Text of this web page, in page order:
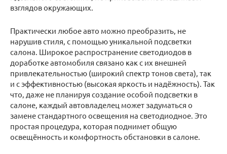
взглядов окружающих.
Практически любое авто можно преобразить, не
нарушив стиля, с помощью уникальной подсветки
салона. Широкое распространение светодиодов в
доработке автомобиля связано как с их внешней
привлекательностью (широкий спектр тонов света), так
и с эффективностью (высокая яркость и надёжность). Так
что, даже не планируя создание особой подсветки в
салоне, каждый автовладелец может задуматься о
замене стандартного освещения на светодиодное. Это
простая процедура, которая поднимет общую
освещённость и комфортность обстановки в салоне.